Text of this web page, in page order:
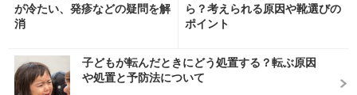
が冷たい、発疹などの疑問を解
消
ら？考えられる原因や靴選びの
ポイント
子どもが転んだときにどう処置する？転ぶ原因
や処置と予防法について